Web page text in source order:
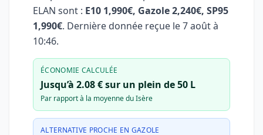
ELAN sont : E10 1,990€, Gazole 2,240€, SP95
1,990€. Dernière donnée reçue le7 août à
10:46.
ÉCONOMIE CALCULÉE
Jusqu’à 2.08 € sur un plein de 50 L
Par rapport à la moyenne du Isère
ALTERNATIVE PROCHE EN GAZOLE